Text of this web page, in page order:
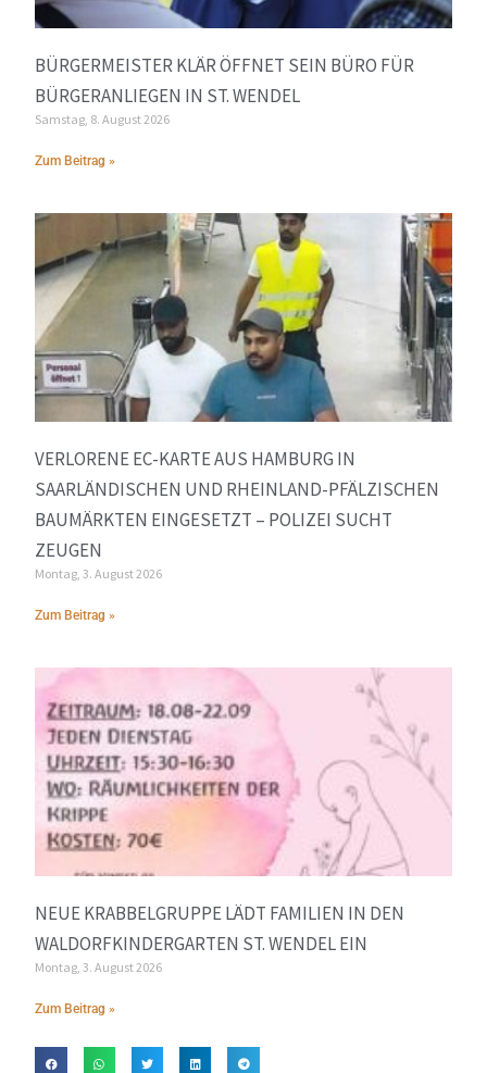
BÜRGERMEISTER KLÄR ÖFFNET SEIN BÜRO FÜR
BÜRGERANLIEGEN IN ST. WENDEL
Samstag, 8. August 2026
Zum Beitrag »
VERLORENE EC-KARTE AUS HAMBURG IN
SAARLÄNDISCHEN UND RHEINLAND-PFÄLZISCHEN
BAUMÄRKTEN EINGESETZT – POLIZEI SUCHT
ZEUGEN
Montag, 3. August 2026
Zum Beitrag »
NEUE KRABBELGRUPPE LÄDT FAMILIEN IN DEN
WALDORFKINDERGARTEN ST. WENDEL EIN
Montag, 3. August 2026
Zum Beitrag »